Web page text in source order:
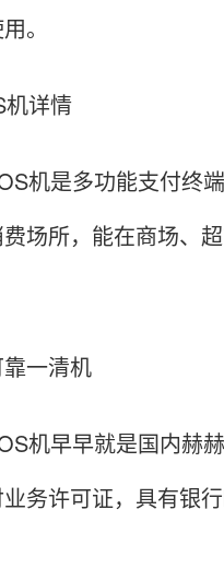
。
详情
机是多功能支付终
场所，能在商场、
一清机
机早早就是国内赫
务许可证，具有银